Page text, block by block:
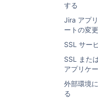
する
Jira アプ
ートの変更
SSL サー
SSL また
アプリケ
外部環境
る
98thPercentile